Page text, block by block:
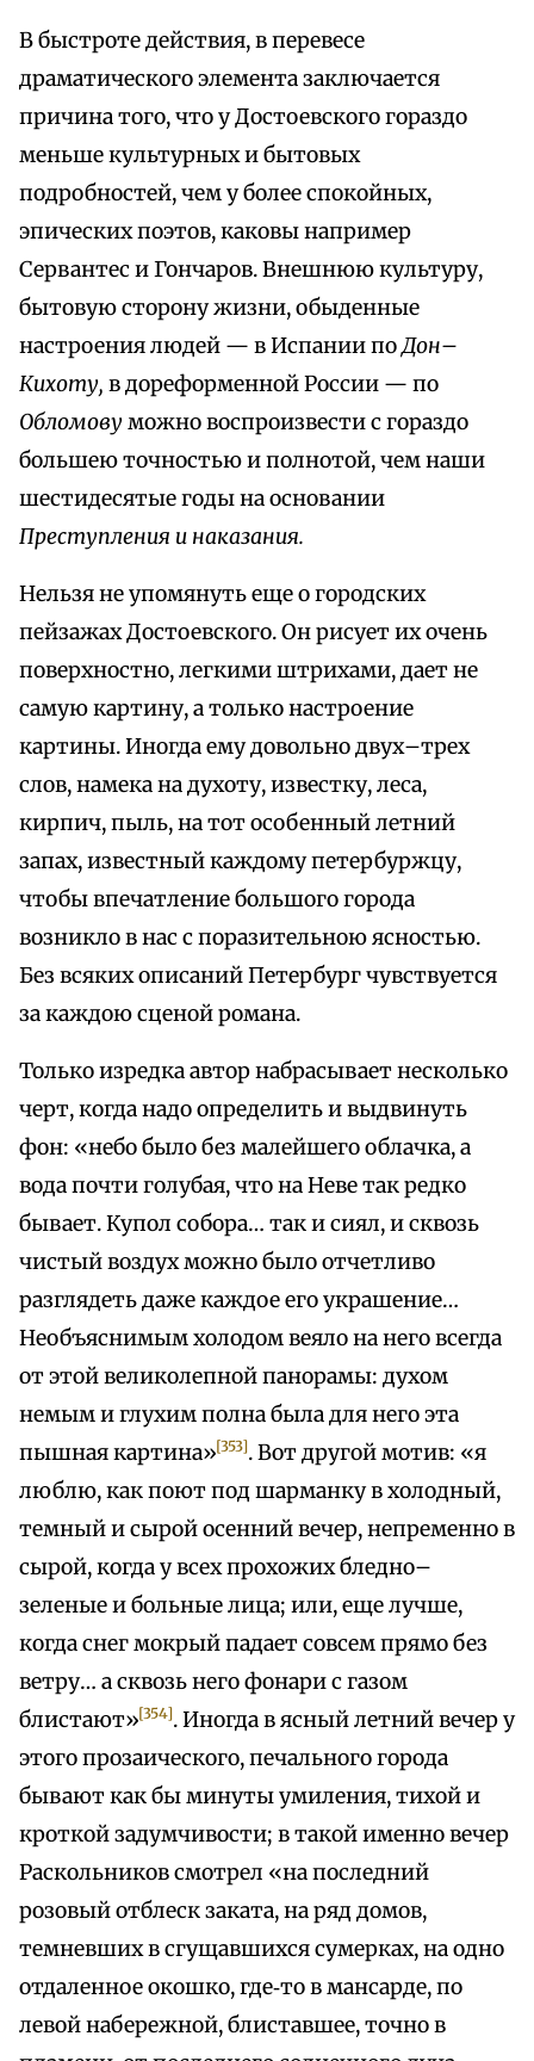
В быстроте действия, в перевесе
драматического элемента заключается
причина того, что у Достоевского гораздо
меньше культурных и бытовых
подробностей, чем у более спокойных,
эпических поэтов, каковы например
Сервантес и Гончаров. Внешнюю культуру,
бытовую сторону жизни, обыденные
настроения людей — в Испании поДон–
Кихоту, в дореформенной России — по
Обломовуможно воспроизвести с гораздо
большею точностью и полнотой, чем наши
шестидесятые годы на основании
Преступления и наказания.
Нельзя не упомянуть еще о городских
пейзажах Достоевского. Он рисует их очень
поверхностно, легкими штрихами, дает не
самую картину, а только настроение
картины. Иногда ему довольно двух–трех
слов, намека на духоту, известку, леса,
кирпич, пыль, на тот особенный летний
запах, известный каждому петербуржцу,
чтобы впечатление большого города
возникло в нас с поразительною ясностью.
Без всяких описаний Петербург чувствуется
за каждою сценой романа.
Только изредка автор набрасывает несколько
черт, когда надо определить и выдвинуть
фон: «небо было без малейшего облачка, а
вода почти голубая, что на Неве так редко
бывает. Купол собора… так и сиял, и сквозь
чистый воздух можно было отчетливо
разглядеть даже каждое его украшение…
Необъяснимым холодом веяло на него всегда
от этой великолепной панорамы: духом
немым и глухим полна была для него эта
пышная картина»[353]. Вот другой мотив: «я
люблю, как поют под шарманку в холодный,
темный и сырой осенний вечер, непременно в
сырой, когда у всех прохожих бледно–
зеленые и больные лица; или, еще лучше,
когда снег мокрый падает совсем прямо без
ветру… а сквозь него фонари с газом
блистают»[354]. Иногда в ясный летний вечер у
этого прозаического, печального города
бывают как бы минуты умиления, тихой и
кроткой задумчивости; в такой именно вечер
Раскольников смотрел «на последний
розовый отблеск заката, на ряд домов,
темневших в сгущавшихся сумерках, на одно
отдаленное окошко, где‑то в мансарде, по
левой набережной, блиставшее, точно в